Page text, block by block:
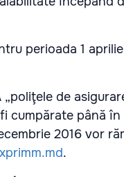
perioada 1
de
cumpărate până în
2016 vor
.